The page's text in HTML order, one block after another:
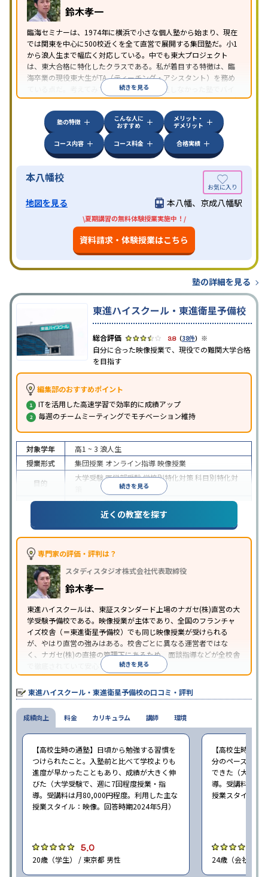
鈴木孝一
臨海セミナーは、1974年に横浜で小さな個人塾から始まり、現在
では関東を中心に500校近くを全て直営で展開する集団塾だ。小1
から浪人生まで幅広く対応している。中でも東大プロジェクト
は、東大合格に特化したクラスである。私が着目する特徴は、臨
海卒業の現役東大生がTA（ティーチング・アシスタント）を務め
ている点だ。考えてみてほしい。自分が満足しなかった塾でバイ
トをしたいと思うだろうか？OBOGが戻ってきてくれる塾は良い塾
だと私は思う。
続きを見る
塾の特徴
こんな人に
おすすめ
メリット・
デメリット
コース内容
コース料金 合格実績
本八幡校
地図を見る 本八幡、京成八幡駅
\夏期講習の無料体験授業実施中！/
資料請求・体験授業はこちら
塾の詳細を見る
東進ハイスクール・東進衛星予備校
3.8（38件） ※
自分に合った映像授業で、現役での難関大学合格
を目指す
編集部のおすすめポイント
ITを活用した高速学習で効率的に成績アップ
毎週のチームミーティングでモチベーション維持
続きを見る
対象学年 高1 ~ 3 浪人生
授業形式
集団授業 オンライン指導映像授業
目的
大学受験医学部受験学校別特化対策科目別特化対
特待生・奨学金制度あり授業の振替可能学習に
PC・タブレットを利用1科目から受講可能
習のみの受講可
※2024年6月調査。大学受験塾・予備校のアンケート調査方法を参照
近くの教室を探す
専門家の評価・評判は？
スタディスタジオ株式会社代表取締役
鈴木孝一
東進ハイスクールは、東証スタンダード上場のナガセ(株)直営の大
学受験予備校である。映像授業が主体であり、全国のフランチャ
イズ校舎（＝東進衛星予備校）でも同じ映像授業が受けられる
が、やはり直営の強みはある。校舎ごとに異なる運営者ではな
く、ナガセ(株)の直接の管理下にあるため、面談指導などが全校舎
で徹底されていて安心できる。
東進衛星予備校は、運営会社により指導方針や校舎のルールが異
なる。体験授業では、授業のみで判断するのではなく、担当者や
校舎雰囲気、校舎での合格実績などを確認すると良いだろう。
続きを見る
東進ハイスクール・東進衛星予備校の口コミ・評判
成績向上
【高校生時の通塾】日頃から勉強する習慣を
つけられたこと。入塾前と比べて学校よりも
進度が早かったこともあり、成績が大きく伸
びた（大学受験で、週に7回程度授業・指
導。受講料は月80,000円程度。利用した主な
授業スタイル：映像。回答時期2024年5月）
5.0
20歳（学生） / 東京都 男性
【高校生時の通
分のペースで進
できた（大学受
導。受講料は月
授業スタイル：
24歳（会社員<
料金 カリキュラム 講師 環境